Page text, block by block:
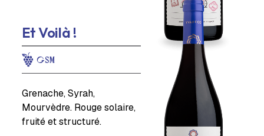
Et Voilà !
GSM
Grenache, Syrah,
Mourvèdre. Rouge solaire,
fruité et structuré.